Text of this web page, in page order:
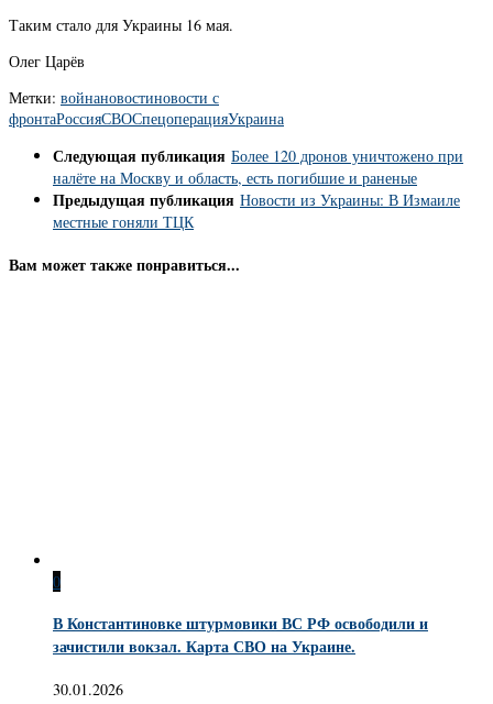
Таким стало для Украины 16 мая.
Олег Царёв
Метки: войнановостиновости с
фронтаРоссияСВОСпецоперацияУкраина
Следующая публикация Более 120 дронов уничтожено при
налёте на Москву и область, есть погибшие и раненые
Предыдущая публикация Новости из Украины: В Измаиле
местные гоняли ТЦК
Вам может также понравиться...
0
В Константиновке штурмовики ВС РФ освободили и
зачистили вокзал. Карта СВО на Украине.
30.01.2026